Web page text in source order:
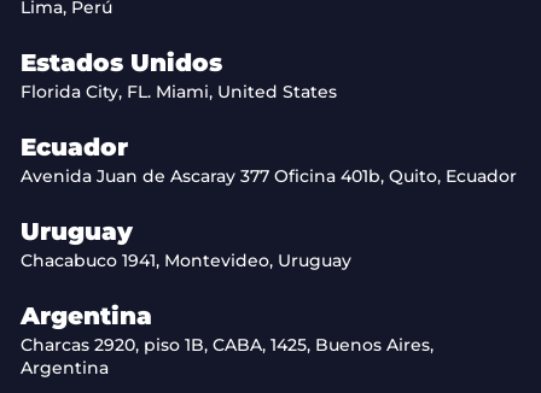
Lima, Perú
Estados Unidos
Florida City, FL. Miami, United States
Ecuador
Avenida Juan de Ascaray 377 Oficina 401b, Quito, Ecuador
Uruguay
Chacabuco 1941, Montevideo, Uruguay
Argentina
Charcas 2920, piso 1B, CABA, 1425, Buenos Aires,
Argentina